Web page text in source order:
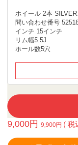
ホイール 2本
問い合わせ番号
インチ 15インチ
リム幅5.5J
ホール数5穴
9,000円 9,900円 ( 税